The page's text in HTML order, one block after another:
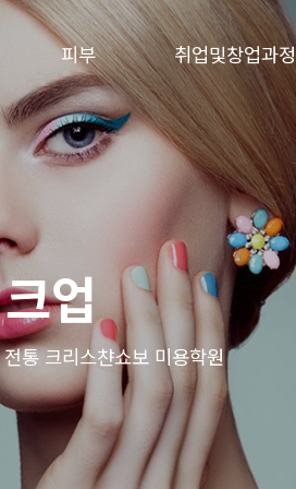
피부 취업및창업과정
업
전통크리스챤쇼보 미용학원